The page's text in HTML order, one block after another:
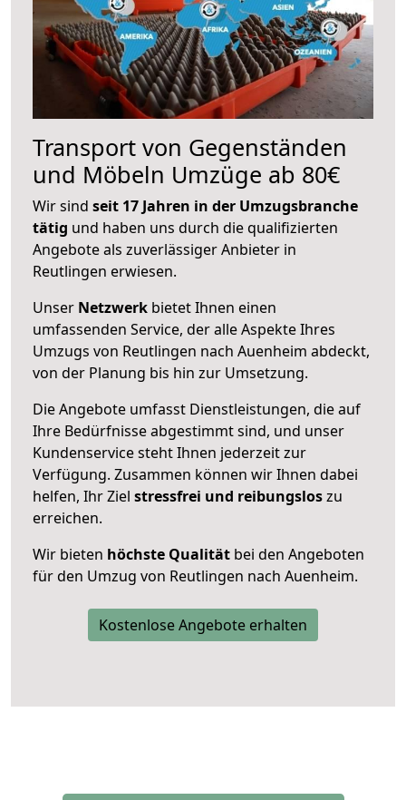
Transport von Gegenständen
und Möbeln Umzüge ab 80€
Wir sind seit 17 Jahren in der Umzugsbranche
tätig und haben uns durch die qualifizierten
Angebote als zuverlässiger Anbieter in
Reutlingen erwiesen.
Unser Netzwerk bietet Ihnen einen
umfassenden Service, der alle Aspekte Ihres
Umzugs von Reutlingen nach Auenheim abdeckt,
von der Planung bis hin zur Umsetzung.
Die Angebote umfasst Dienstleistungen, die auf
Ihre Bedürfnisse abgestimmt sind, und unser
Kundenservice steht Ihnen jederzeit zur
Verfügung. Zusammen können wir Ihnen dabei
helfen, Ihr Ziel stressfrei und reibungsloszu
erreichen.
Wir bieten höchste Qualität bei den Angeboten
für den Umzug von Reutlingen nach Auenheim.
Kostenlose Angebote erhalten